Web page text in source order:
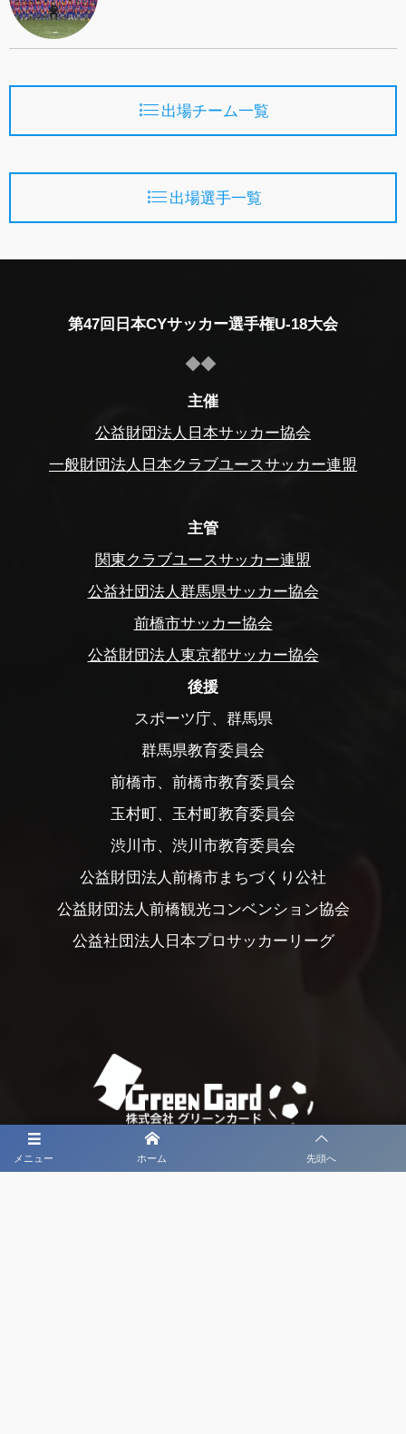
出場チーム一覧
出場選手一覧
メニュー ホーム 先頭へ
第47回日本CYサッカー選手権U-18大会
主催
公益財団法人日本サッカー協会
一般財団法人日本クラブユースサッカー連盟
主管
関東クラブユースサッカー連盟
公益社団法人群馬県サッカー協会
前橋市サッカー協会
公益財団法人東京都サッカー協会
後援
スポーツ庁、群馬県
群馬県教育委員会
前橋市、前橋市教育委員会
玉村町、玉村町教育委員会
渋川市、渋川市教育委員会
公益財団法人前橋市まちづくり公社
公益財団法人前橋観光コンベンション協会
公益社団法人日本プロサッカーリーグ